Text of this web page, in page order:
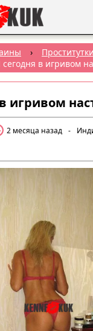
Избранное
Вход
Регистрация
РУС|
УКР
›
сегодня в игривом
игривом
2 месяца назад -